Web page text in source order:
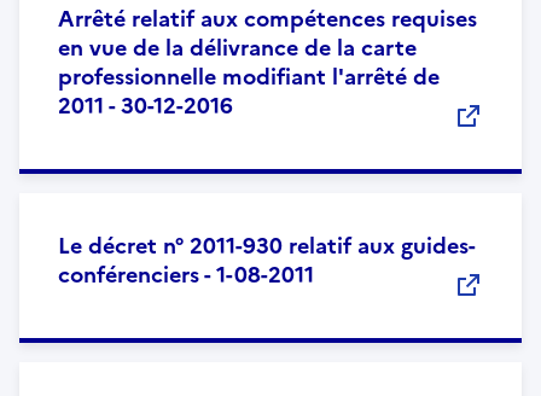
Arrêté relatif aux compétences requises
en vue de la délivrance de la carte
professionnelle modifiant l'arrêté de
2011 - 30-12-2016
Le décret n° 2011-930 relatif aux guides-
conférenciers - 1-08-2011